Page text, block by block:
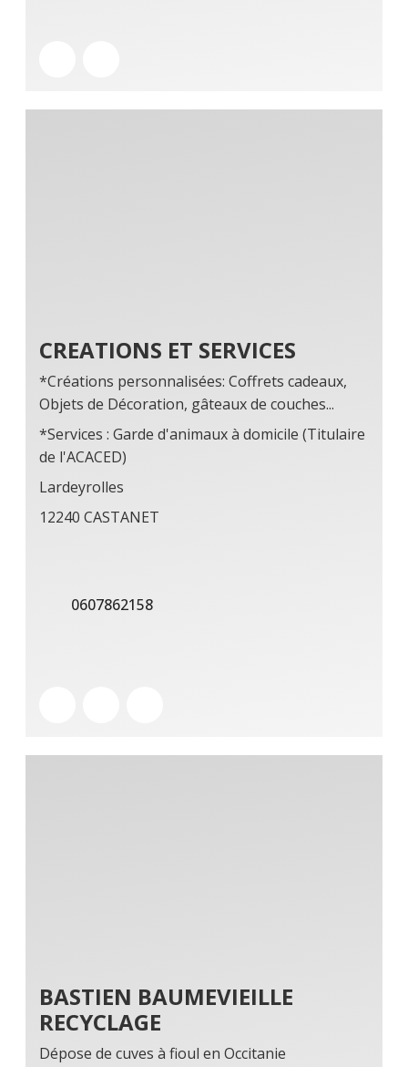
CREATIONS ET SERVICES
*Créations personnalisées: Coffrets cadeaux,
Objets de Décoration, gâteaux de couches...
*Services : Garde d'animaux à domicile (Titulaire
de l'ACACED)
Lardeyrolles
12240 CASTANET
0607862158
BASTIEN BAUMEVIEILLE
RECYCLAGE
Dépose de cuves à fioul en Occitanie